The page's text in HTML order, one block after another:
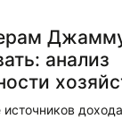
анализ